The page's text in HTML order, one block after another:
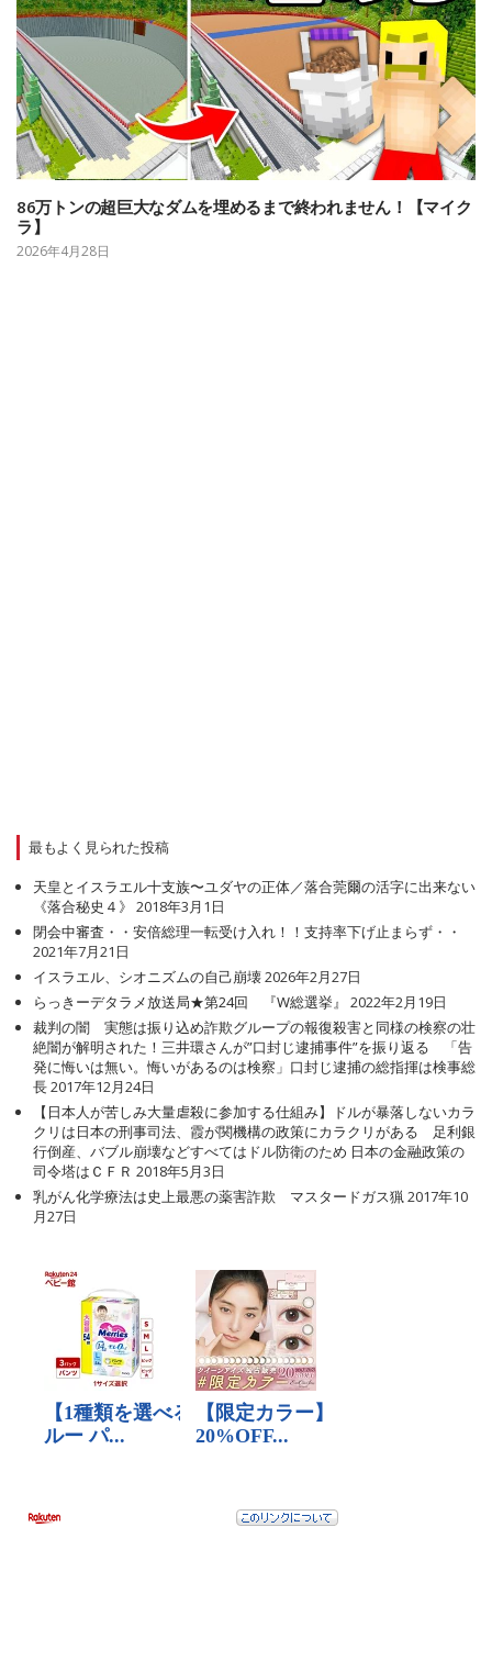
86万トンの超巨大なダムを埋めるまで終われません！【マイク
ラ】
2026年4月28日
最もよく見られた投稿
天皇とイスラエル十支族〜ユダヤの正体／落合莞爾の活字に出来ない
《落合秘史４》 2018年3月1日
閉会中審査・・安倍総理一転受け入れ！！支持率下げ止まらず・・
2021年7月21日
イスラエル、シオニズムの自己崩壊2026年2月27日
らっきーデタラメ放送局★第24回 『W総選挙』
2022年2月19日
裁判の闇 実態は振り込め詐欺グループの報復殺害と同様の検察の壮
絶闇が解明された！三井環さんが”口封じ逮捕事件”を振り返る 「告
発に悔いは無い。悔いがあるのは検察」口封じ逮捕の総指揮は検事総
長2017年12月24日
【日本人が苦しみ大量虐殺に参加する仕組み】ドルが暴落しないカラ
クリは日本の刑事司法、霞が関機構の政策にカラクリがある 足利銀
行倒産、バブル崩壊などすべてはドル防衛のため 日本の金融政策の
司令塔はＣＦＲ 2018年5月3日
乳がん化学療法は史上最悪の薬害詐欺 マスタードガス猟2017年10
月27日